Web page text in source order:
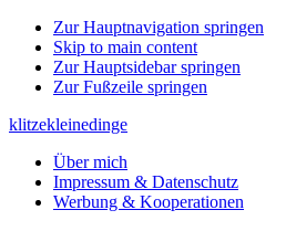
Zur Hauptnavigation springen
Skip to main content
Zur Hauptsidebar springen
Zur Fußzeile springen
klitzekleinedinge
Über mich
Impressum & Datenschutz
Werbung & Kooperationen